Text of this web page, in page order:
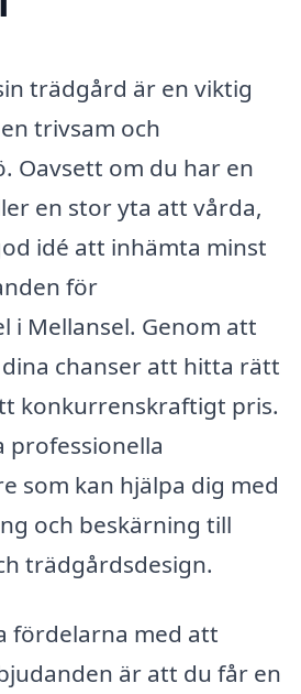
trädgård är en viktig
trivsam och
Oavsett om du har en
en stor yta att vårda,
idé att inhämta minst
för
i Mellansel. Genom att
chanser att hitta rätt
konkurrenskraftigt pris.
professionella
som kan hjälpa dig med
och beskärning till
trädgårdsdesign.
fördelarna med att
är att du får en